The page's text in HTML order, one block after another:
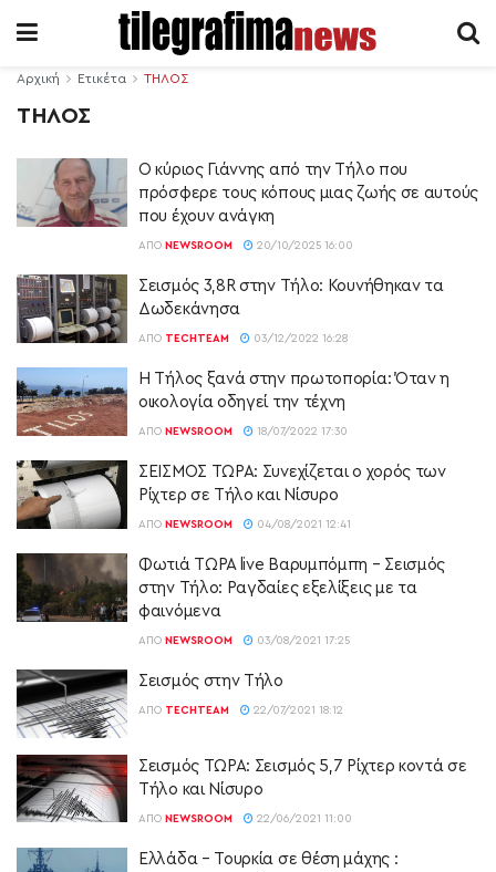
Αρχική Ετικέτα ΤΗΛΟΣ
ΤΗΛΟΣ
Ο κύριος Γιάννης από την Τήλο που
πρόσφερε τους κόπους μιας ζωής σε αυτούς
που έχουν ανάγκη
ΑΠΌ NEWSROOM 20/10/2025 16:00
Σεισμός 3,8R στην Τήλο: Κουνήθηκαν τα
Δωδεκάνησα
ΑΠΌ TECHTEAM 03/12/2022 16:28
Η Τήλος ξανά στην πρωτοπορία: Όταν η
οικολογία οδηγεί την τέχνη
ΑΠΌ NEWSROOM 18/07/2022 17:30
ΣΕΙΣΜΟΣ ΤΩΡΑ: Συνεχίζεται ο χορός των
Ρίχτερ σε Τήλο και Νίσυρο
ΑΠΌ NEWSROOM 04/08/2021 12:41
Φωτιά ΤΩΡΑ live Βαρυμπόμπη – Σεισμός
στην Τήλο: Ραγδαίες εξελίξεις με τα
φαινόμενα
ΑΠΌ NEWSROOM 03/08/2021 17:25
Σεισμός στην Τήλο
ΑΠΌ TECHTEAM 22/07/2021 18:12
Σεισμός ΤΩΡΑ: Σεισμός 5,7 Ρίχτερ κοντά σε
Τήλο και Νίσυρο
ΑΠΌ NEWSROOM 22/06/2021 11:00
Ελλάδα – Τουρκία σε θέση μάχης :